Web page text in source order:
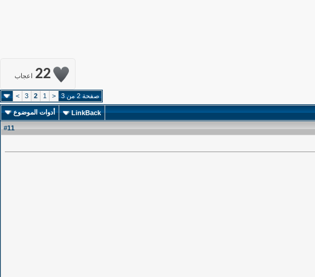
22 اعجاب
صفحة 2 من 3 <
1
2
3
>
LinkBack أدوات الموضوع
#
11